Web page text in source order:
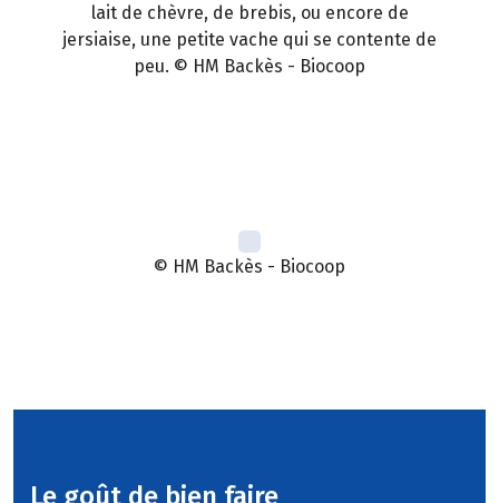
lait de chèvre, de brebis, ou encore de
jersiaise, une petite vache qui se contente de
peu. © HM Backès - Biocoop
© HM Backès - Biocoop
Le goût de bien faire